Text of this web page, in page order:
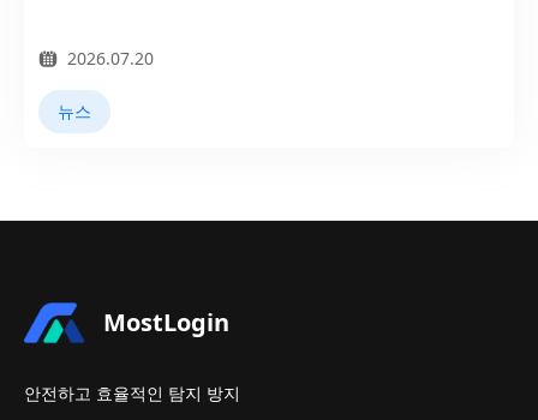
2026.07.20
뉴스
MostLogin
안전하고 효율적인 탐지 방지